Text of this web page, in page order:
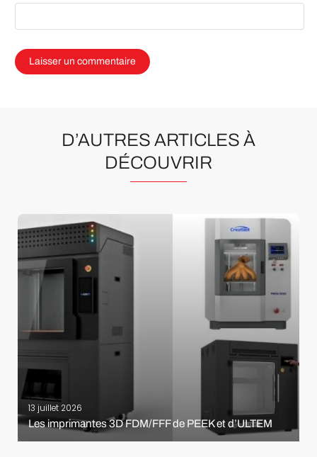
D’AUTRES ARTICLES À
DÉCOUVRIR
13 juillet 2026
Les imprimantes 3D FDM/FFF de PEEK et d’ULTEM